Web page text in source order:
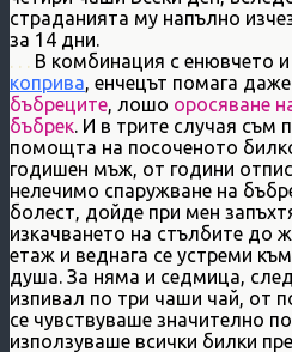
страданията му напълно
за 14 дни.
. . . В комбинация с енювчето
коприва, енчецът помага
бъбреците, лошо оросяване
бъбрек. И в трите случая съм
помощта на посоченото
годишен мъж, от години
нелечимо спаружване на
болест, дойде при мен
изкачването на стълбите до
етаж и веднага се устреми
душа. За няма и седмица,
изпивал по три чаши чай, от
се чувствуваше значително
използуваше всички билки